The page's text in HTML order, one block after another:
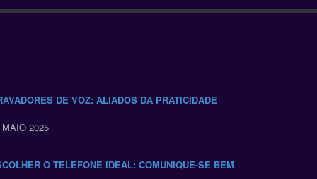
DE VOZ: ALIADOS DA PRATICIDADE
2025
O TELEFONE IDEAL: COMUNIQUE-SE BEM